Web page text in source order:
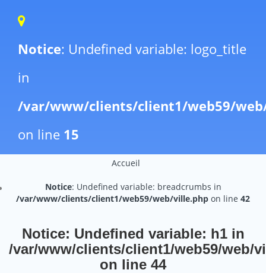
Notice: Undefined variable: logo_title
in
/var/www/clients/client1/web59/
on line 15
Accueil
Notice: Undefined variable: breadcrumbs in
/var/www/clients/client1/web59/web/ville.php on line 42
Notice: Undefined variable: h1 in
/var/www/clients/client1/web59/web/
on line 44